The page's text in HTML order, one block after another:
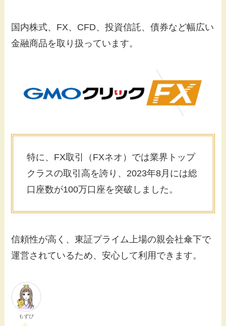
国内株式、FX、CFD、投資信託、債券など幅広い
金融商品を取り扱っています。
特に、FX取引（FXネオ）では業界トップ
クラスの取引高を誇り、2023年8月には総
口座数が100万口座を突破しました。
信頼性が高く、東証プライム上場の親会社傘下で
運営されているため、安心して利用できます。
もずび